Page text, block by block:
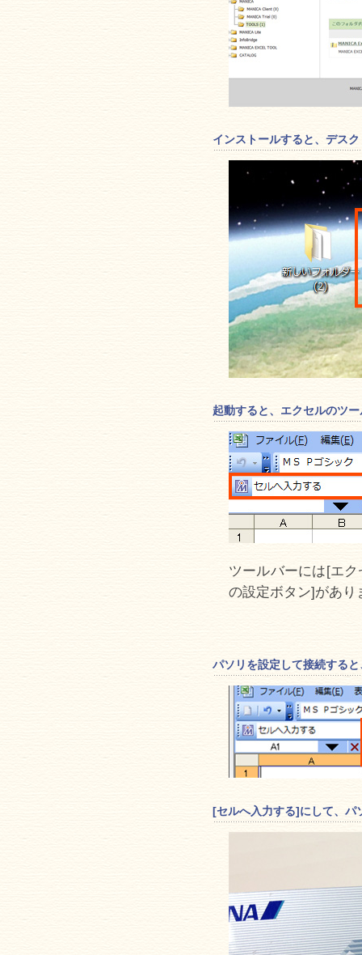
インストールすると、デス
起動すると、エクセルのツ
ツールバーには[エ
の設定ボタン]があり
パソリを設定して接続する
[セルへ入力する]にして、パ